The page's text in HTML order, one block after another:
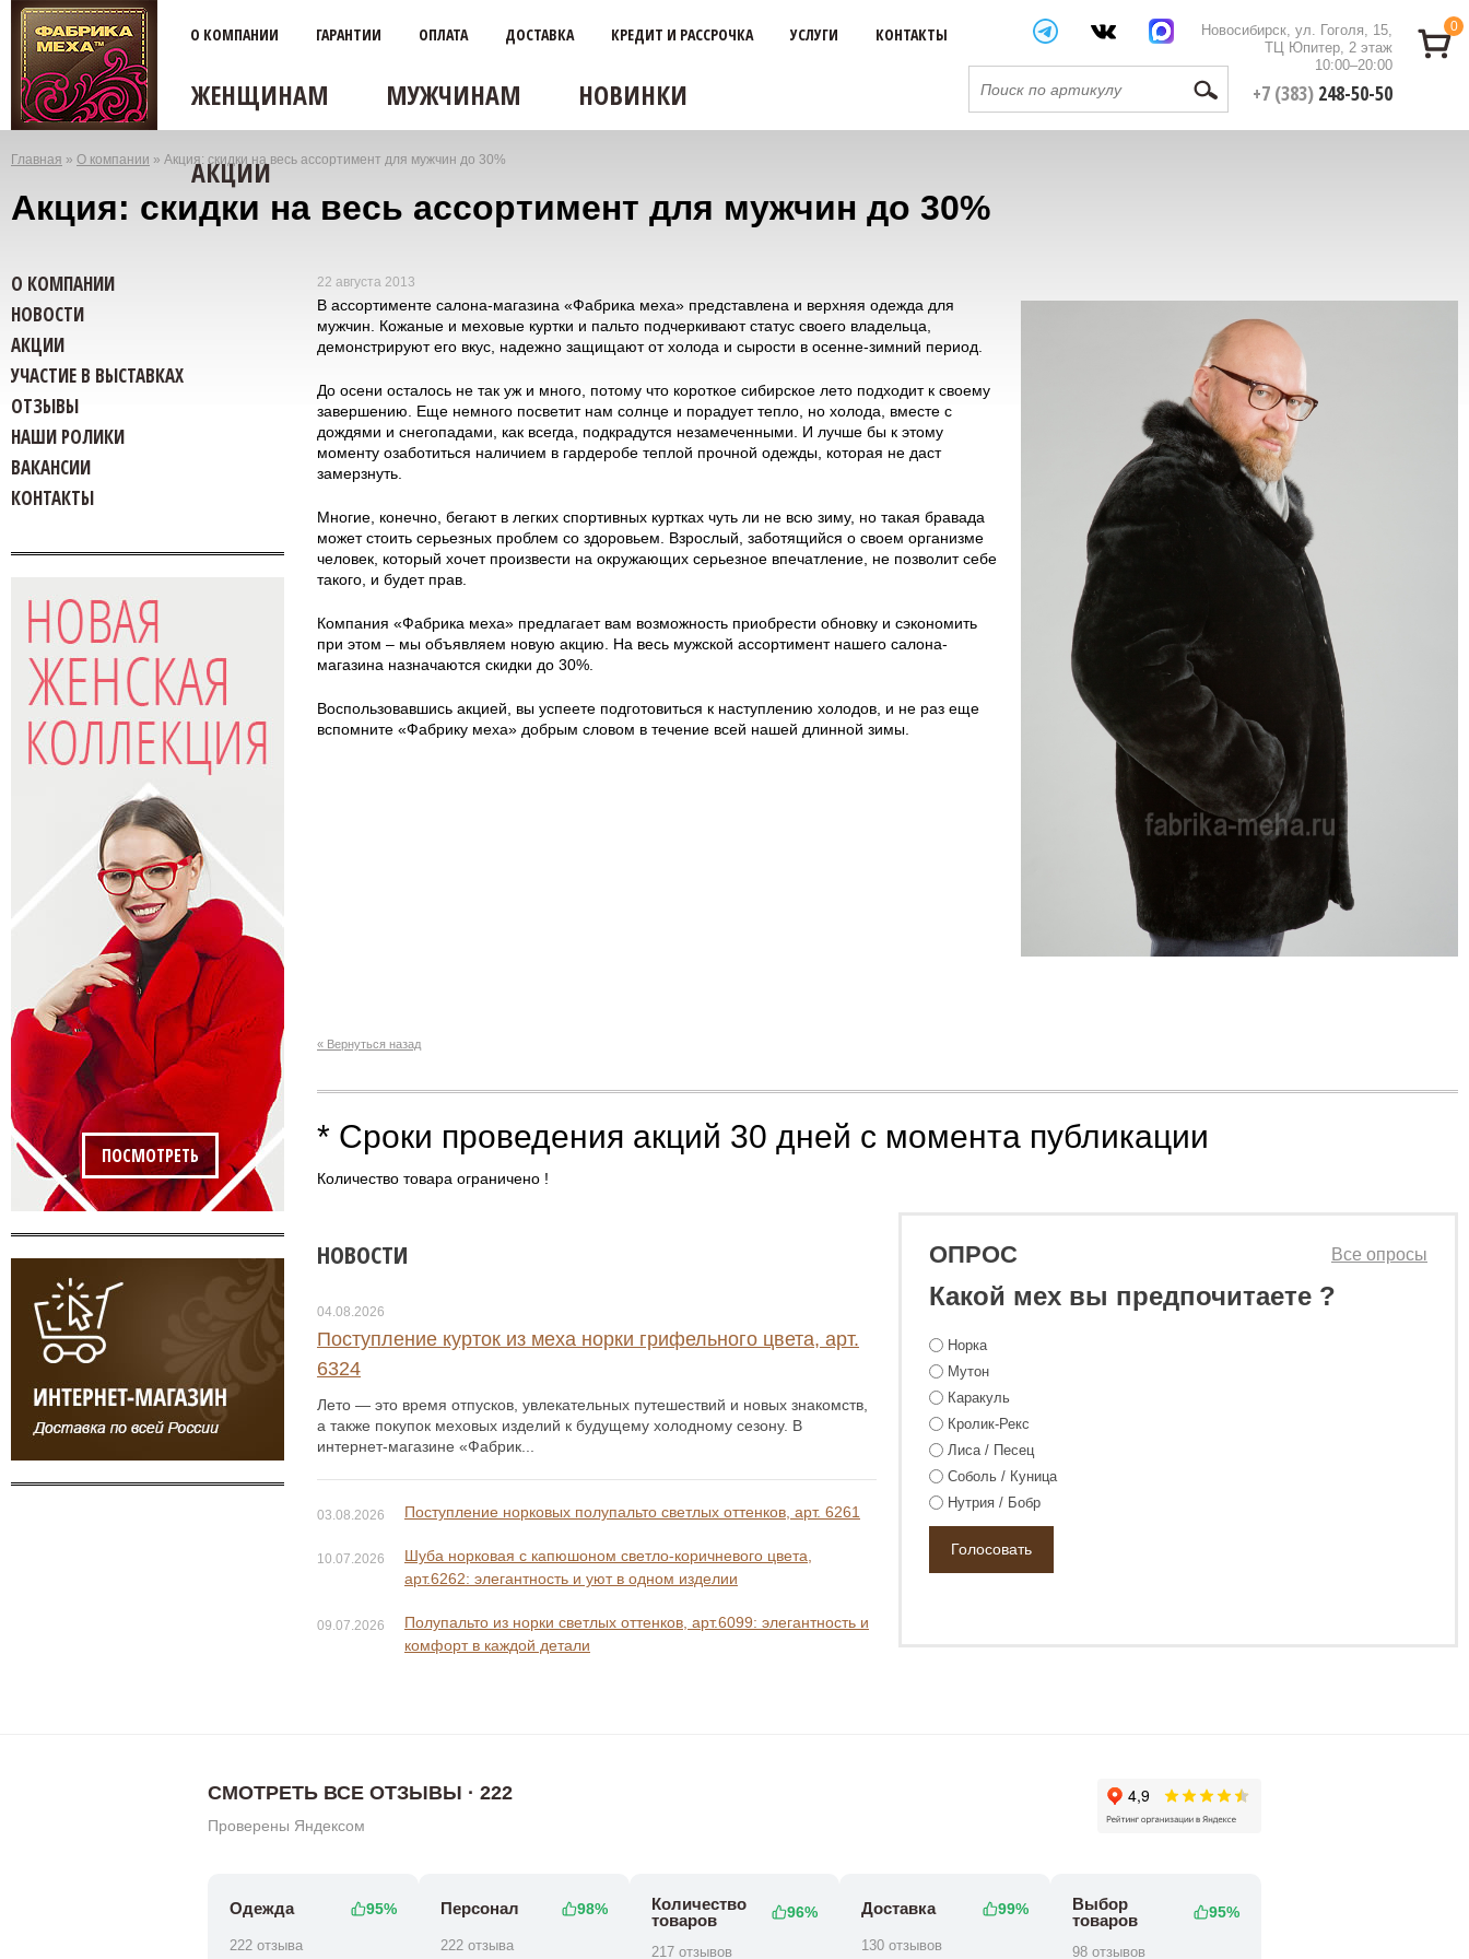
Новосибирск, ул. Гоголя, 15,
ТЦ Юпитер, 2 этаж
10:00–20:00
+7 (383) 248-50-50
О КОМПАНИИ ГАРАНТИИ ОПЛАТА ДОСТАВКА КРЕДИТ И РАССРОЧКА УСЛУГИ КОНТАКТЫ
ЖЕНЩИНАМ МУЖЧИНАМ НОВИНКИ
АКЦИИ
0
Вы
здесь
Главная » О компании » Акция: скидки на весь ассортимент для мужчин до 30%
Акция: скидки на весь ассортимент для мужчин до 30%
22 августа 2013
В ассортименте салона-магазина «Фабрика меха» представлена и верхняя одежда для
мужчин. Кожаные и меховые куртки и пальто подчеркивают статус своего владельца,
демонстрируют его вкус, надежно защищают от холода и сырости в осенне-зимний период.
До осени осталось не так уж и много, потому что короткое сибирское лето подходит к своему
завершению. Еще немного посветит нам солнце и порадует тепло, но холода, вместе с
дождями и снегопадами, как всегда, подкрадутся незамеченными. И лучше бы к этому
моменту озаботиться наличием в гардеробе теплой прочной одежды, которая не даст
замерзнуть.
Многие, конечно, бегают в легких спортивных куртках чуть ли не всю зиму, но такая бравада
может стоить серьезных проблем со здоровьем. Взрослый, заботящийся о своем организме
человек, который хочет произвести на окружающих серьезное впечатление, не позволит себе
такого, и будет прав.
Компания «Фабрика меха» предлагает вам возможность приобрести обновку и сэкономить
при этом – мы объявляем новую акцию. На весь мужской ассортимент нашего салона-
магазина назначаются скидки до 30%.
Воспользовавшись акцией, вы успеете подготовиться к наступлению холодов, и не раз еще
вспомните «Фабрику меха» добрым словом в течение всей нашей длинной зимы.
« Вернуться назад
* Сроки проведения акций 30 дней с момента публикации
Количество товара ограничено !
НОВОСТИ
04.08.2026
Поступление курток из меха норки грифельного цвета, арт.
6324
Лето — это время отпусков, увлекательных путешествий и новых знакомств,
а также покупок меховых изделий к будущему холодному сезону. В
интернет-магазине «Фабрик...
03.08.2026 Поступление норковых полупальто светлых оттенков, арт. 6261
10.07.2026
Шуба норковая с капюшоном светло-коричневого цвета,
арт.6262: элегантность и уют в одном изделии
09.07.2026
Полупальто из норки светлых оттенков, арт.6099: элегантность и
комфорт в каждой детали
ОПРОС
Какой мех вы предпочитаете ?
Все опросы
Норка
Мутон
Каракуль
Кролик-Рекс
Лиса / Песец
Соболь / Куница
Нутрия / Бобр
О КОМПАНИИ
НОВОСТИ
АКЦИИ
УЧАСТИЕ В ВЫСТАВКАХ
ОТЗЫВЫ
НАШИ РОЛИКИ
ВАКАНСИИ
КОНТАКТЫ
ПОСМОТРЕТЬ
СМОТРЕТЬ ВСЕ ОТЗЫВЫ · 222
Проверены Яндексом
Одежда 95%
222 отзыва
Персонал 98%
222 отзыва
Количество
товаров
96%
217 отзывов
Доставка 99%
130 отзывов
Выбор
товаров
95%
98 отзывов